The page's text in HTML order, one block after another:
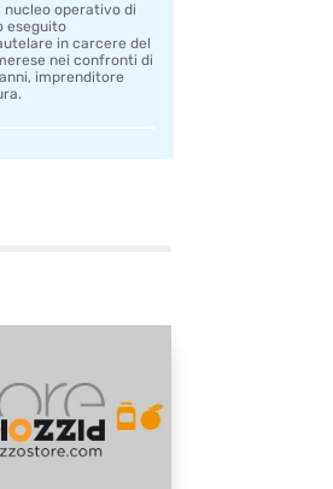
nucleo operativo di
eseguito
in carcere del
nei confronti di
imprenditore